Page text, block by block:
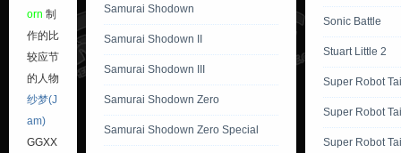
orn 制
作的比
较应节
的人物
纱梦(J
am)
GGXX
Samurai Shodown
Samurai Shodown II
Samurai Shodown III
Samurai Shodown Zero
Samurai Shodown Zero Special
Sonic Battle
Stuart Little 2
Super Robot
Super Robot
Super Robot